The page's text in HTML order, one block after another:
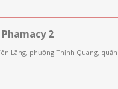
2
Lãng, phường Thịnh Quang, quận